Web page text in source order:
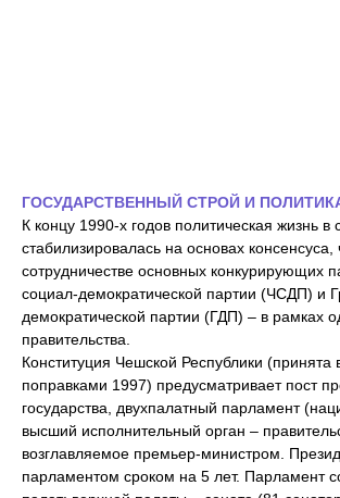
ГОСУДАРСТВЕННЫЙ СТРОЙ И
К концу 1990-х годов политическая жизнь в
стабилизировалась на основах консенсуса,
сотрудничестве основных конкурирующих
социал-демократической партии (ЧСДП) и
демократической партии (ГДП) – в рамках
правительства.
Конституция Чешской Республики (принята
поправками 1997) предусматривает пост
государства, двухпалатный парламент
высший исполнительный орган –
возглавляемое премьер-министром.
парламентом сроком на 5 лет. Парламент